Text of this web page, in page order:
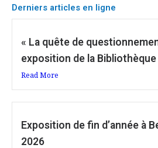
Derniers articles en ligne
« La quête de
exposition de la
Read More
Exposition de fin d’année à
2026